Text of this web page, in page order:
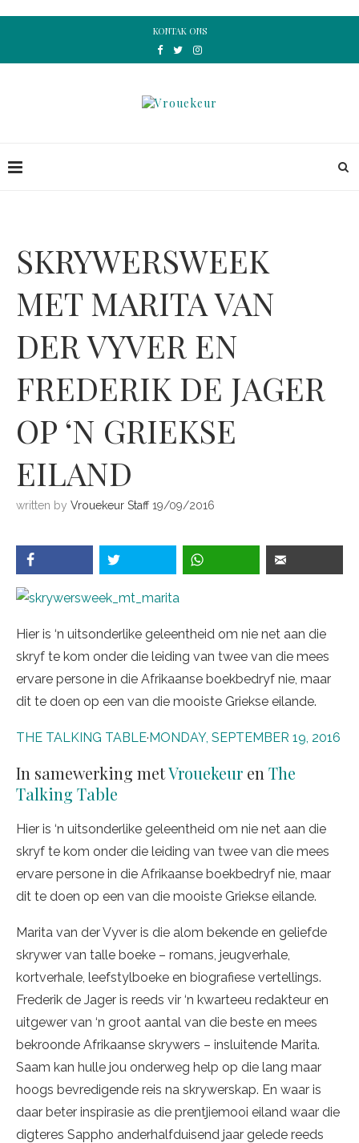
KONTAK ONS
SKRYWERSWEEK
MET MARITA VAN
DER VYVER EN
FREDERIK DE JAGER
OP ‘N GRIEKSE
EILAND
written by Vrouekeur Staff 19/09/2016
Hier is ‘n uitsonderlike geleentheid om nie net aan die
skryf te kom onder die leiding van twee van die mees
ervare persone in die Afrikaanse boekbedryf nie, maar
dit te doen op een van die mooiste Griekse eilande.
THE TALKING TABLE·MONDAY, SEPTEMBER 19, 2016
In samewerking metVrouekeur en The
Talking Table
Hier is ‘n uitsonderlike geleentheid om nie net aan die
skryf te kom onder die leiding van twee van die mees
ervare persone in die Afrikaanse boekbedryf nie, maar
dit te doen op een van die mooiste Griekse eilande.
Marita van der Vyver is die alom bekende en geliefde
skrywer van talle boeke – romans, jeugverhale,
kortverhale, leefstylboeke en biografiese vertellings.
Frederik de Jager is reeds vir ‘n kwarteeu redakteur en
uitgewer van ‘n groot aantal van die beste en mees
bekroonde Afrikaanse skrywers – insluitende Marita.
Saam kan hulle jou onderweg help op die lang maar
hoogs bevredigende reis na skrywerskap. En waar is
daar beter inspirasie as die prentjiemooi eiland waar die
digteres Sappho anderhalfduisend jaar gelede reeds